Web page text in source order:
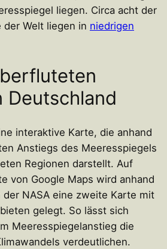
liegen. Circa acht der
Welt liegen in niedrigen
Deutschland
interaktive Karte, die anhand
Anstiegs des Meeresspiegels
Regionen darstellt. Auf
von Google Maps wird anhand
NASA eine zweite Karte mit
gelegt. So lässt sich
Meeresspiegelanstieg die
verdeutlichen.